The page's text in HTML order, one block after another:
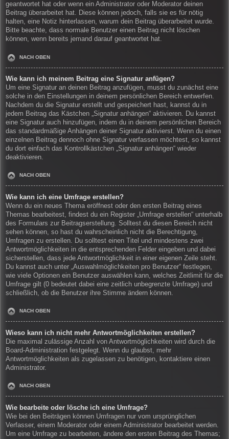
geantwortet hat oder wenn ein Administrator oder Moderator deinen
Beitrag überarbeitet hat. Diese können jedoch, falls sie es für nötig
halten, eine Notiz hinterlassen, warum dein Beitrag überarbeitet wurde.
Bitte beachte, dass normale Benutzer einen Beitrag nicht löschen
können, wenn bereits jemand darauf geantwortet hat.
NACH OBEN
Wie kann ich meinem Beitrag eine Signatur anfügen?
Um eine Signatur an deinen Beitrag anzufügen, musst du zunächst eine
solche in den Einstellungen in deinem persönlichen Bereich entwerfen.
Nachdem du die Signatur erstellt und gespeichert hast, kannst du in
jedem Beitrag das Kästchen „Signatur anhängen“ aktivieren. Du kannst
eine Signatur auch hinzufügen, indem du in deinem persönlichen Bereich
das standardmäßige Anhängen deiner Signatur aktivierst. Wenn du einen
einzelnen Beitrag dennoch ohne Signatur verfassen möchtest, so kannst
du dort einfach das Kontrollkästchen „Signatur anhängen“ wieder
deaktivieren.
NACH OBEN
Wie kann ich eine Umfrage erstellen?
Wenn du ein neues Thema eröffnest oder den ersten Beitrag eines
Themas bearbeitest, findest du ein Register „Umfrage erstellen“ unterhalb
des Formulars zur Beitragserstellung. Solltest du diesen Bereich nicht
sehen können, so hast du wahrscheinlich nicht die Berechtigung,
Umfragen zu erstellen. Du solltest einen Titel und mindestens zwei
Antwortmöglichkeiten in die entsprechenden Felder eingeben und dabei
sicherstellen, dass jede Antwortmöglichkeit in einer eigenen Zeile steht.
Du kannst auch unter „Auswahlmöglichkeiten pro Benutzer“ festlegen,
wie viele Optionen ein Benutzer auswählen kann, welches Zeitlimit für die
Umfrage gilt (0 bedeutet dabei eine zeitlich unbegrenzte Umfrage) und
schließlich, ob die Benutzer ihre Stimme ändern können.
NACH OBEN
Wieso kann ich nicht mehr Antwortmöglichkeiten erstellen?
Die maximal zulässige Anzahl von Antwortmöglichkeiten wird durch die
Board-Administration festgelegt. Wenn du glaubst, mehr
Antwortmöglichkeiten als zugelassen zu benötigen, kontaktiere einen
Administrator.
NACH OBEN
Wie bearbeite oder lösche ich eine Umfrage?
Wie bei den Beiträgen können Umfragen nur vom ursprünglichen
Verfasser, einem Moderator oder einem Administrator bearbeitet werden.
Um eine Umfrage zu bearbeiten, ändere den ersten Beitrag des Themas;